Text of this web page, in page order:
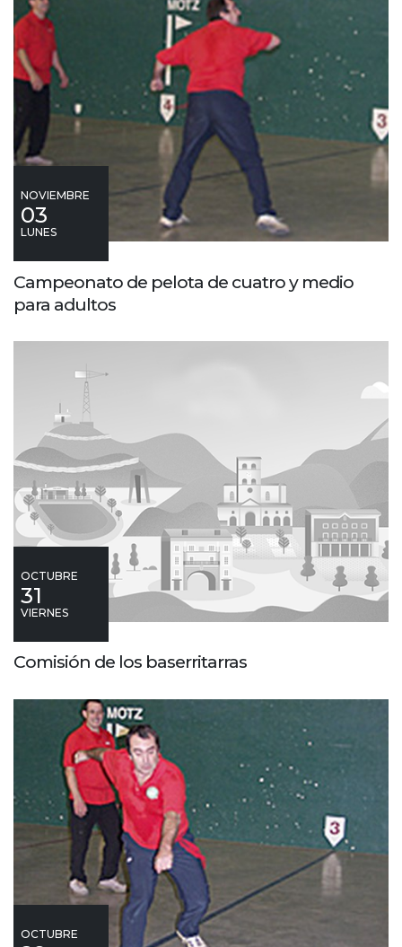
NOVIEMBRE
03
LUNES
Campeonato de pelota de cuatro y medio
para adultos
OCTUBRE
31
VIERNES
Comisión de los baserritarras
OCTUBRE